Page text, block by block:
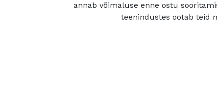
annab võimaluse enne ostu
teenindustes ootab teid